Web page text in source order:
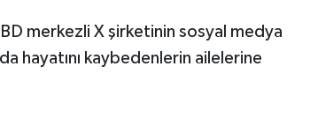
merkezli X şirketinin sosyal medya
hayatını kaybedenlerin ailelerine